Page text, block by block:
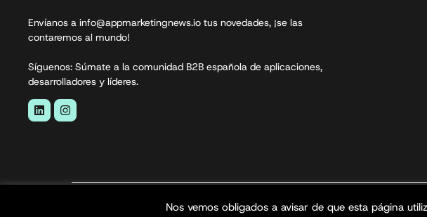
Envíanos a info@appmarketingnews.io tus novedades, ¡se las
contaremos al mundo!
Síguenos: Súmate a la comunidad B2B española de aplicaciones,
desarrolladores y líderes.
App Marketing News© 2026. Todos los derechos reservados.
Nos vemos obligados a avisar de que esta página